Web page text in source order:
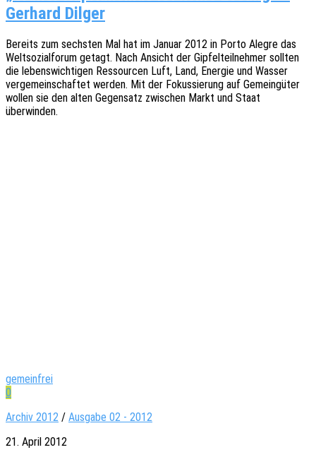
Gerhard Dilger
Bereits zum sechs­ten Mal hat im Januar 2012 in Porto Alegre das
Welt­so­zi­al­fo­rum getagt. Nach Ansicht der Gipfel­teil­neh­mer soll­ten
die lebens­wich­ti­gen Ressour­cen Luft, Land, Ener­gie und Wasser
verge­mein­schaf­tet werden. Mit der Fokus­sie­rung auf Gemein­gü­ter
wollen sie den alten Gegen­satz zwischen Markt und Staat
überwinden.
gemeinfrei
0
Archiv 2012 / Ausgabe 02 - 2012
21. April 2012